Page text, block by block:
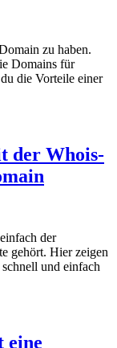
zu haben.
Domains für
die Vorteile einer
der Whois-
der
gehört. Hier zeigen
und einfach
eine